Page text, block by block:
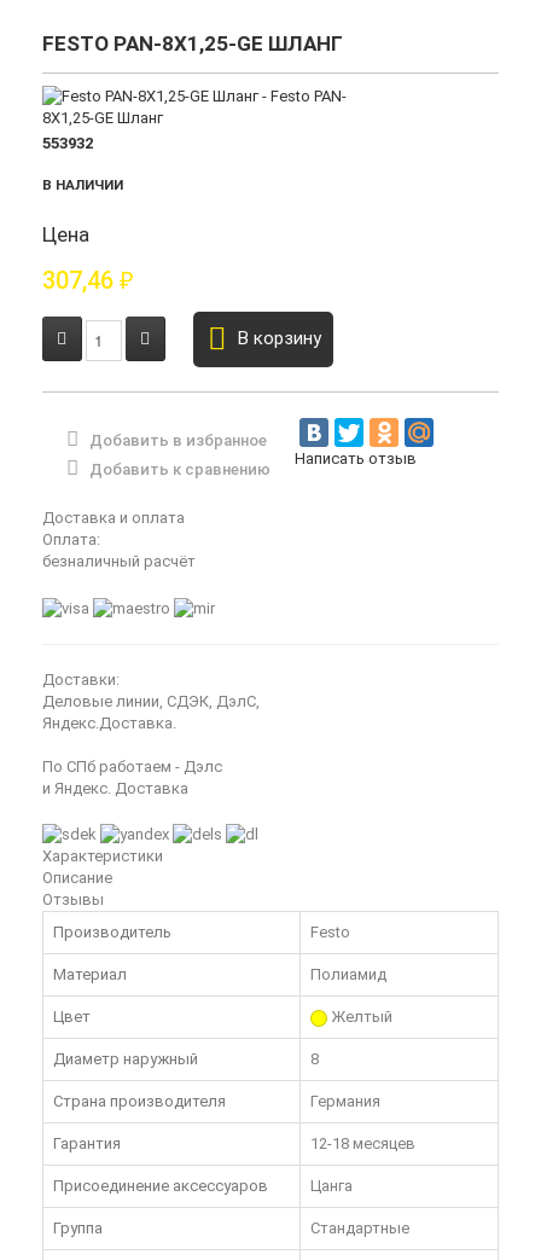
FESTO PAN-8X1,25-GE ШЛАНГ
553932
В НАЛИЧИИ
Цена
307,46 ₽
В корзину
Добавить в избранное
Добавить к сравнению
Написать отзыв
Доставка и оплата
Оплата:
безналичный расчёт
Доставки:
Деловые линии, СДЭК, ДэлС,
Яндекс.Доставка.
По СПб работаем - Дэлс
и Яндекс. Доставка
Характеристики
Описание
Отзывы
Производитель
Festo
Материал Полиамид
Цвет Желтый
Диаметр наружный 8
Страна производителя Германия
Гарантия 12-18 месяцев
Присоединение аксессуаров Цанга
Группа Стандартные